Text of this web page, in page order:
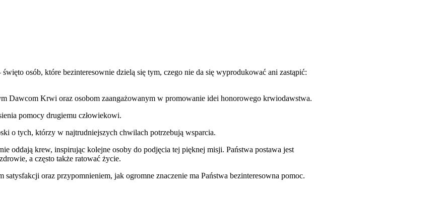
osób, które bezinteresownie dzielą się tym, czego nie da się wyprodukować ani zastąpić:
Dawcom Krwi oraz osobom zaangażowanym w promowanie idei honorowego krwiodawstwa.
pomocy drugiemu człowiekowi.
o tych, którzy w najtrudniejszych chwilach potrzebują wsparcia.
oddają krew, inspirując kolejne osoby do podjęcia tej pięknej misji. Państwa postawa jest
a często także ratować życie.
oraz przypomnieniem, jak ogromne znaczenie ma Państwa bezinteresowna pomoc.